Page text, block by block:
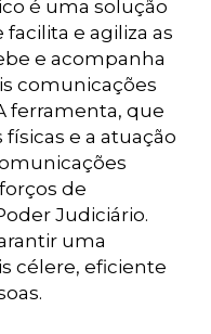
é uma solução
e agiliza as
e acompanha
comunicações
ferramenta, que
e a atuação
de
Judiciário.
uma
célere, eficiente